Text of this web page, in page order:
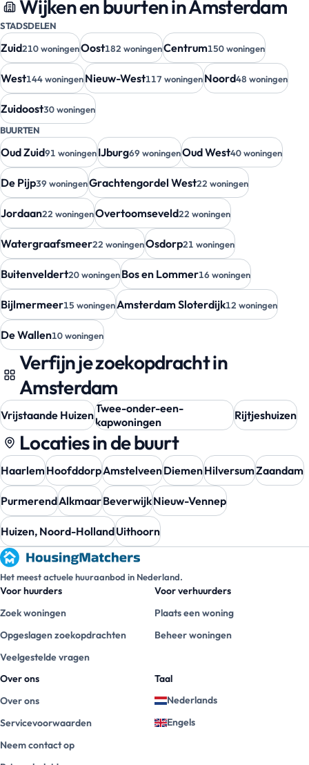
Wijken en buurten in Amsterdam
STADSDELEN
Zuid210 woningenOost182 woningenCentrum150 woningen
West144 woningenNieuw-West117 woningenNoord48 woningen
Zuidoost30 woningen
BUURTEN
Oud Zuid91 woningenIJburg69 woningenOud West40 woningen
De Pijp39 woningenGrachtengordel West22 woningen
Jordaan22 woningenOvertoomseveld22 woningen
Watergraafsmeer22 woningenOsdorp21 woningen
Buitenveldert20 woningenBos en Lommer16 woningen
Bijlmermeer15 woningenAmsterdam Sloterdijk12 woningen
De Wallen10 woningen
Verfijn je zoekopdracht in
Amsterdam
Vrijstaande HuizenTwee-onder-een-
kapwoningen
Rijtjeshuizen
Locaties in de buurt
HaarlemHoofddorpAmstelveenDiemenHilversumZaandam
PurmerendAlkmaarBeverwijkNieuw-Vennep
Huizen, Noord-HollandUithoorn
Het meest actuele huuraanbod in Nederland.
Voor huurders
Zoek woningen
Opgeslagen zoekopdrachten
Veelgestelde vragen
Voor verhuurders
Plaats een woning
Beheer woningen
Over ons
Over ons
Servicevoorwaarden
Neem contact op
Taal
Nederlands
Engels